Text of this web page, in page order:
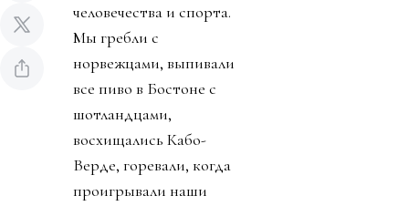
человечества и спорта.
Мы гребли с
норвежцами, выпивали
все пиво в Бостоне с
шотландцами,
восхищались Кабо-
Верде, горевали, когда
проигрывали наши